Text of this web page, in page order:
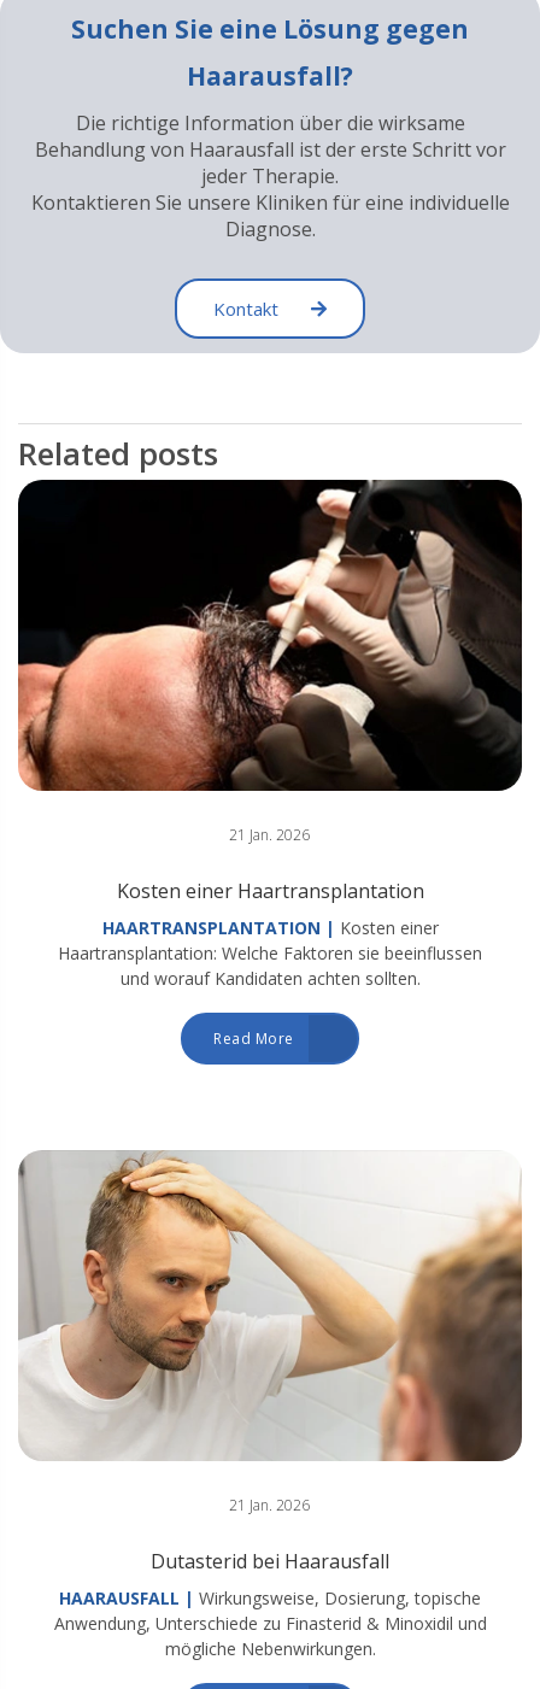
Suchen Sie eine Lösung gegen
Haarausfall?
Die richtige Information über die wirksame
Behandlung von Haarausfall ist der erste Schritt vor
jeder Therapie.
Kontaktieren Sie unsere Kliniken für eine individuelle
Diagnose.
Kontakt
Related posts
21 Jan. 2026
Kosten einer Haartransplantation
HAARTRANSPLANTATION | Kosten einer
Haartransplantation: Welche Faktoren sie beeinflussen
und worauf Kandidaten achten sollten.
Read More
21 Jan. 2026
Dutasterid bei Haarausfall
HAARAUSFALL | Wirkungsweise, Dosierung, topische
Anwendung, Unterschiede zu Finasterid & Minoxidil und
mögliche Nebenwirkungen.